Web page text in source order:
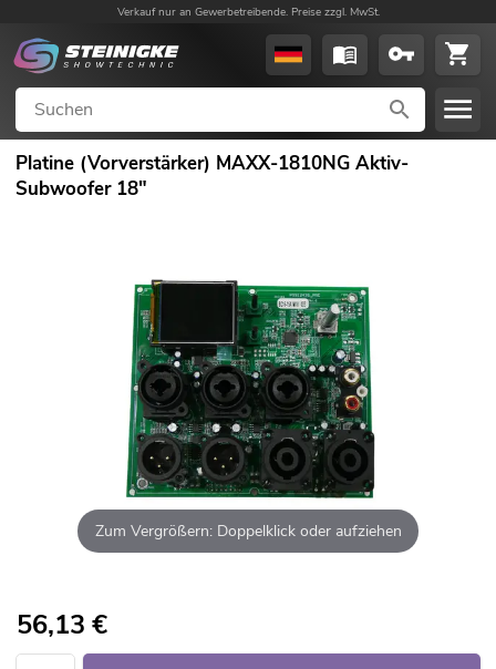
Verkauf nur an Gewerbetreibende. Preise zzgl. MwSt.
Platine (Vorverstärker) MAXX-1810NG Aktiv-
Subwoofer 18"
Zum Vergrößern: Doppelklick oder aufziehen
56,13 €